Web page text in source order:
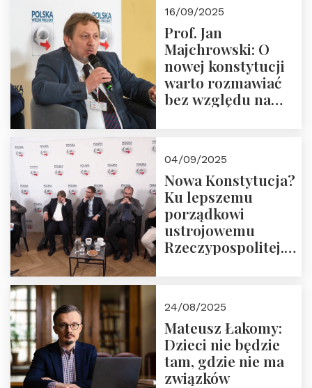
16/09/2025
Prof. Jan
Majchrowski: O
nowej konstytucji
warto rozmawiać
bez względu na
04/09/2025
Nowa Konstytucja?
Ku lepszemu
porządkowi
ustrojowemu
Rzeczypospolitej.
24/08/2025
Mateusz Łakomy:
Dzieci nie będzie
tam, gdzie nie ma
związków